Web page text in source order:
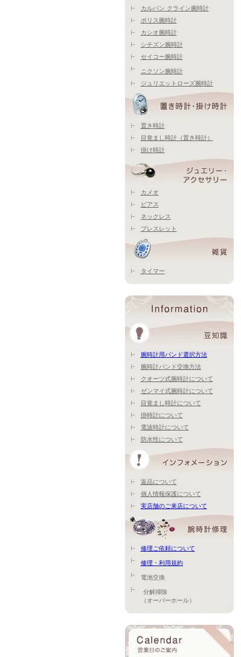
カルバン クライン腕時計
ポリス腕時計
カシオ腕時計
シチズン腕時計
セイコー腕時計
ニクソン腕時計
ジュリエットローズ腕時計
置き時計
目覚まし時計（置き時計）
掛け時計
カメオ
ピアス
ネックレス
ブレスレット
タイマー
腕時計用バンド選択方法
腕時計バンド交換方法
クオーツ式腕時計について
ゼンマイ式腕時計について
目覚まし時計について
掛時計について
電波時計について
防水性について
返品について
個人情報保護について
実店舗のご来店について
修理ご依頼について
修理・利用規約
電池交換
分解掃除
（オーバーホール）